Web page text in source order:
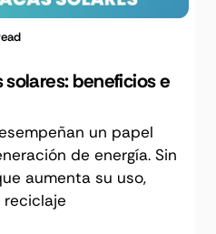
beneficios e
un papel
de energía. Sin
aumenta su uso,